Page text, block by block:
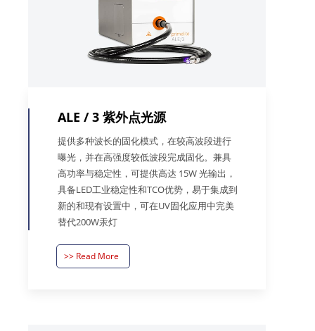
ALE / 3 紫外点光源
提供多种波长的固化模式，在较高波段进行
曝光，并在高强度较低波段完成固化。兼具
高功率与稳定性，可提供高达 15W 光输出，
具备LED工业稳定性和TCO优势，易于集成到
新的和现有设置中，可在UV固化应用中完美
替代200W汞灯
>> Read More